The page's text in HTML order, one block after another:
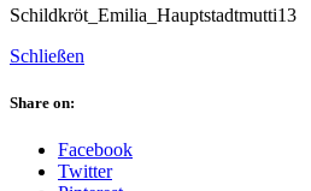
Schildkröt_Emilia_Hauptstadtmutti13
Schließen
Share on:
Facebook
Twitter